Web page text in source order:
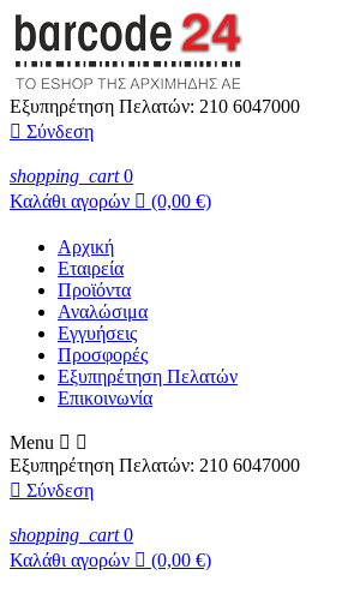
Εξυπηρέτηση Πελατών: 210 6047000
 Σύνδεση
shopping_cart 0
Καλάθι αγορών  (0,00 €)
Αρχική
Εταιρεία
Προϊόντα
Αναλώσιμα
Εγγυήσεις
Προσφορές
Εξυπηρέτηση Πελατών
Επικοινωνία
Menu  
Εξυπηρέτηση Πελατών: 210 6047000
 Σύνδεση
shopping_cart 0
Καλάθι αγορών  (0,00 €)